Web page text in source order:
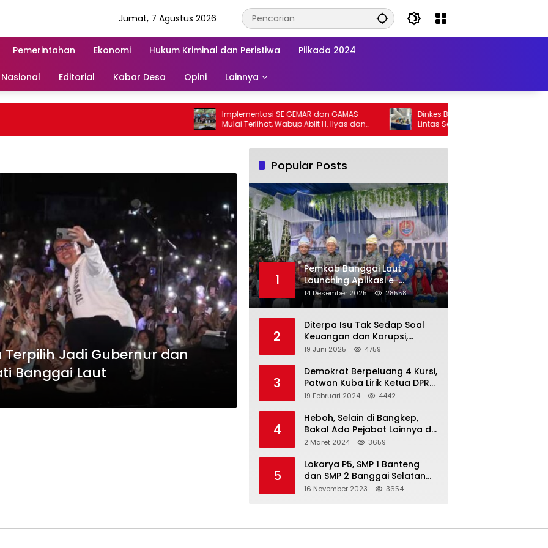
Jumat, 7 Agustus 2026
Pemerintahan Ekonomi Hukum Kriminal dan Peristiwa Pilkada 2024
Nasional Editorial Kabar Desa Opini Lainnya
Implementasi SE GEMAR dan GAMAS
Mulai Terlihat, Wabup Ablit H. Ilyas dan
Para Ayah di Banggai Laut Kompak
Dinkes Banggai Laut Gelar Pertemuan
Lintas Sektor Perkuat Upaya Penurunan
Stunting di Banggai Laut
Terpilih Jadi Gubernur dan
Banggai Laut
Popular Posts
1
Pemkab Banggai Laut
Launching Aplikasi e-
Balimang V.3, Integrasikan
SAKIP hingga Satu Data
14 Desember 2025 28558
2
Diterpa Isu Tak Sedap Soal
Keuangan dan Korupsi,
Pemda Balut Sebut Isu Tak
19 Juni 2025 4759
3
Demokrat Berpeluang 4 Kursi,
Patwan Kuba Lirik Ketua DPRD
Banggai Laut
19 Februari 2024 4442
4
Heboh, Selain di Bangkep,
Bakal Ada Pejabat Lainnya di
Banggai Laut yang Bakal di
2 Maret 2024 3659
5
Lokarya P5, SMP 1 Banteng
dan SMP 2 Banggai Selatan
Curi Perhatian
16 November 2023 3654